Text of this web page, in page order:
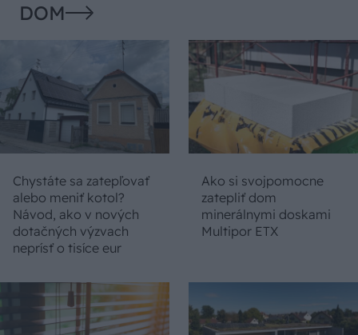
DOM
Chystáte sa zatepľovať
alebo meniť kotol?
Návod, ako v nových
dotačných výzvach
neprísť o tisíce eur
Ako si svojpomocne
zatepliť dom
minerálnymi doskami
Multipor ETX